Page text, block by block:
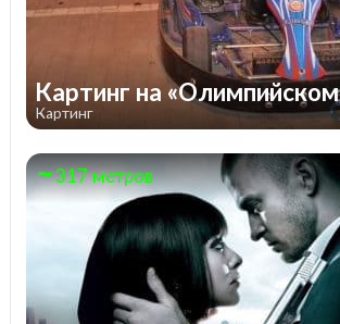
Картинг на
Картинг
317 метров